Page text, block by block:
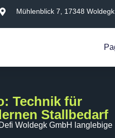
Mühlenblick 7, 17348 Woldegk
Technik für
Stallbedarf
Woldegk GmbH langlebige